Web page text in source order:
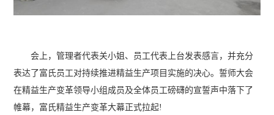
会上，管理者代表关小姐、员工代表上台发表感言，并充分
表达了富氏员工对持续推进精益生产项目实施的决心。誓师大会
在精益生产变革领导小组成员及全体员工磅礴的宣誓声中落下了
帷幕，富氏精益生产变革大幕正式拉起!